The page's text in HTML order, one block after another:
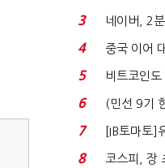
지에 상한
3
네이버, 2
비 0.2%
4
중국 이어
국전쟁’
5
비트코인
처분' 기준
6
(민선 9기
격…추미애
7
[IB토마토]
닥 벌점 급
8
코스피, 장